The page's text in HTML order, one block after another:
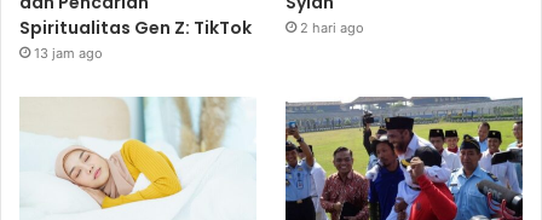
Spiritualitas Gen Z: TikTok
13 jam ago
2 hari ago